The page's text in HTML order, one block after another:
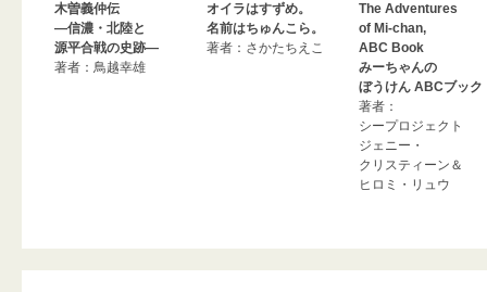
木曽義仲伝
―信濃・北陸と
源平合戦の史跡―
著者：鳥越幸雄
オイラはすずめ。
名前はちゅんこら。
著者：さかたちえこ
The Adventures
of Mi-chan,
ABC Book
みーちゃんの
ぼうけん ABCブック
著者：
シープロジェクト
ジェニー・
クリスティーン＆
ヒロミ・リュウ